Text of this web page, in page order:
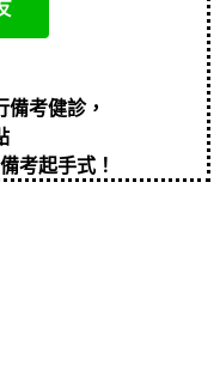
考健診，
考起手式！